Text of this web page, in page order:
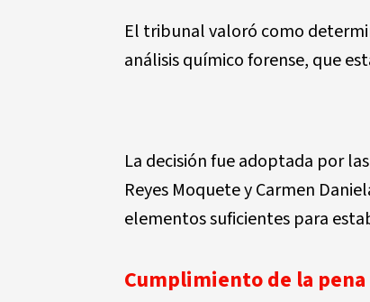
El tribunal valoró como
análisis químico forense, que
La decisión fue adoptada por
Reyes Moquete y Carmen
elementos suficientes para
Cumplimiento de la pena